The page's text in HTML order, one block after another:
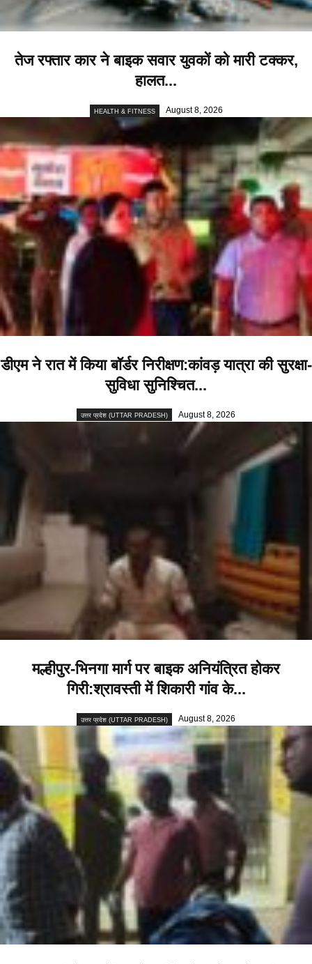
तेज रफ्तार कार ने बाइक सवार युवकों को मारी टक्कर,
हालत...
HEALTH & FITNESS August 8, 2026
डीएम ने रात में किया बॉर्डर निरीक्षण:कांवड़ यात्रा की सुरक्षा-
सुविधा सुनिश्चित...
उत्तर प्रदेश (UTTAR PRADESH) August 8, 2026
मल्हीपुर-भिनगा मार्ग पर बाइक अनियंत्रित होकर
गिरी:श्रावस्ती में शिकारी गांव के...
उत्तर प्रदेश (UTTAR PRADESH) August 8, 2026